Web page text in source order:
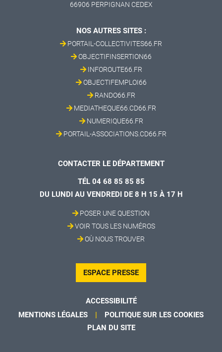
66906 PERPIGNAN CEDEX
NOS AUTRES SITES :
PORTAIL-COLLECTIVITES66.FR
OBJECTIFINSERTION66
INFOROUTE66.FR
OBJECTIFEMPLOI66
RANDO66.FR
MEDIATHEQUE66.CD66.FR
NUMERIQUE66.FR
PORTAIL-ASSOCIATIONS.CD66.FR
CONTACTER LE DÉPARTEMENT
TÉL 04 68 85 85 85
DU LUNDI AU VENDREDI DE 8 H 15 À 17 H
POSER UNE QUESTION
VOIR TOUS LES NUMÉROS
OÙ NOUS TROUVER
ESPACE PRESSE
ACCESSIBILITÉ
MENTIONS LÉGALES
POLITIQUE SUR LES COOKIES
PLAN DU SITE